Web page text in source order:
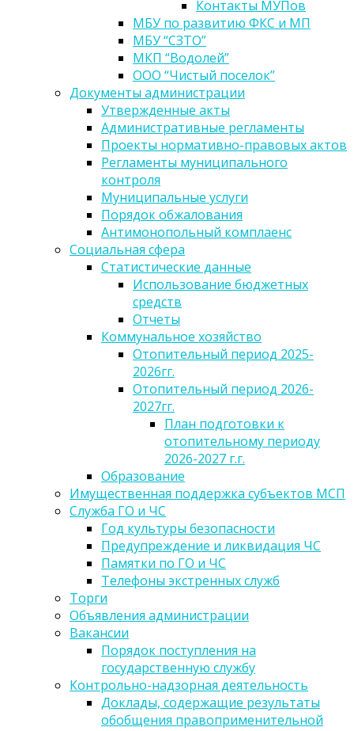
Контакты МУПов
МБУ по развитию ФКС и МП
МБУ “СЗТО”
МКП “Водолей”
ООО “Чистый поселок”
Документы администрации
Утвержденные акты
Административные регламенты
Проекты нормативно-правовых актов
Регламенты муниципального
контроля
Муниципальные услуги
Порядок обжалования
Антимонопольный комплаенс
Социальная сфера
Статистические данные
Использование бюджетных
средств
Отчеты
Коммунальное хозяйство
Отопительный период 2025-
2026гг.
Отопительный период 2026-
2027гг.
План подготовки к
отопительному периоду
2026-2027 г.г.
Образование
Имущественная поддержка субъектов МСП
Служба ГО и ЧС
Год культуры безопасности
Предупреждение и ликвидация ЧС
Памятки по ГО и ЧС
Телефоны экстренных служб
Торги
Объявления администрации
Вакансии
Порядок поступления на
государственную службу
Контрольно-надзорная деятельность
Доклады, содержащие результаты
обобщения правоприменительной